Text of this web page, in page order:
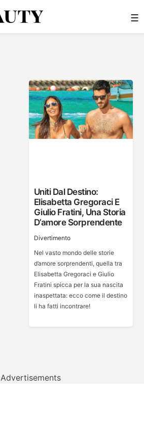
☰
Uniti Dal Destino:
Elisabetta Gregoraci E
Giulio Fratini, Una Storia
D’amore Sorprendente
Divertimento
Nel vasto mondo delle storie
d’amore sorprendenti, quella tra
Elisabetta Gregoraci e Giulio
Fratini spicca per la sua nascita
inaspettata: ecco come il destino
li ha fatti incontrare!
Advertisements